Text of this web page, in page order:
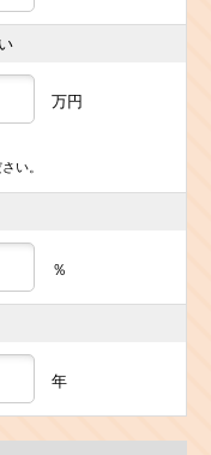
万円
い。
％
年